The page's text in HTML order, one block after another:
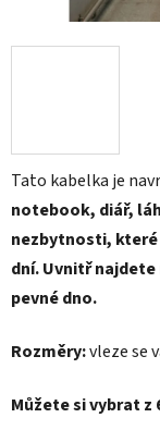
Tato kabelka je
notebook, diář,
nezbytnosti,
dní. Uvnitř
pevné dno.
Rozměry:vleze se
Můžete si vybrat z